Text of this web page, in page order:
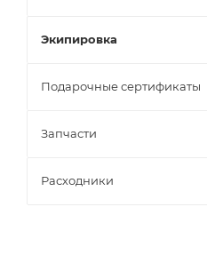
Экипировка
Подарочные сертификаты
Запчасти
Расходники